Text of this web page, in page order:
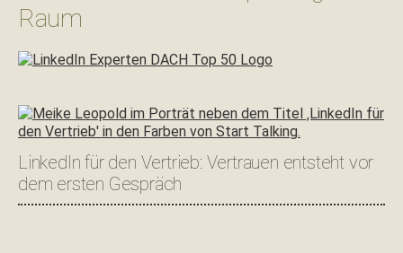
Raum
LinkedIn für den Vertrieb: Vertrauen entsteht vor
dem ersten Gespräch